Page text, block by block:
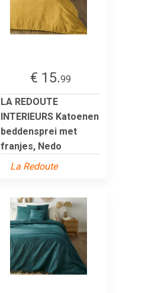
€ 15.99
LA REDOUTE
INTERIEURS Katoenen
beddensprei met
franjes, Nedo
La Redoute